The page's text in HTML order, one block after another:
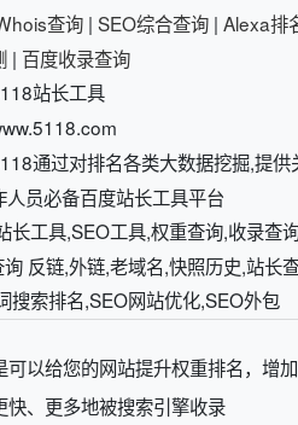
查询 | SEO综合查询 | Alexa排
| 百度收录查询
站长工具
通过对排名各类大数据挖掘,提
人员必备百度站长工具平台
长工具,SEO工具,权重查询,收录查
反链,外链,老域名,快照历史,站长
搜索排名,SEO网站优化,SEO外包
可以给您的网站提升权重排名，增
快、更多地被搜索引擎收录